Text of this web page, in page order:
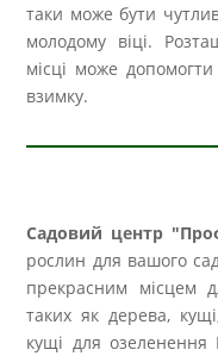
таки може бути
молодому віці.
місці може
взимку.
Садовий центр
рослин для вашого
прекрасним місцем
таких як дерева,
кущі для озеленення